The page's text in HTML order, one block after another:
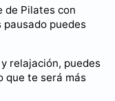
de Pilates con
puedes
relajación, puedes
que te será más